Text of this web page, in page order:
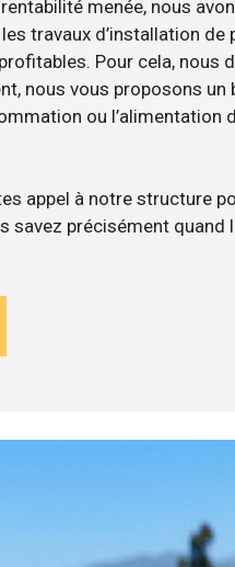
menée, nous
travaux d’installation de
Pour cela, nous
nous vous proposons un
ou l’alimentation
appel à notre structure
savez précisément quand